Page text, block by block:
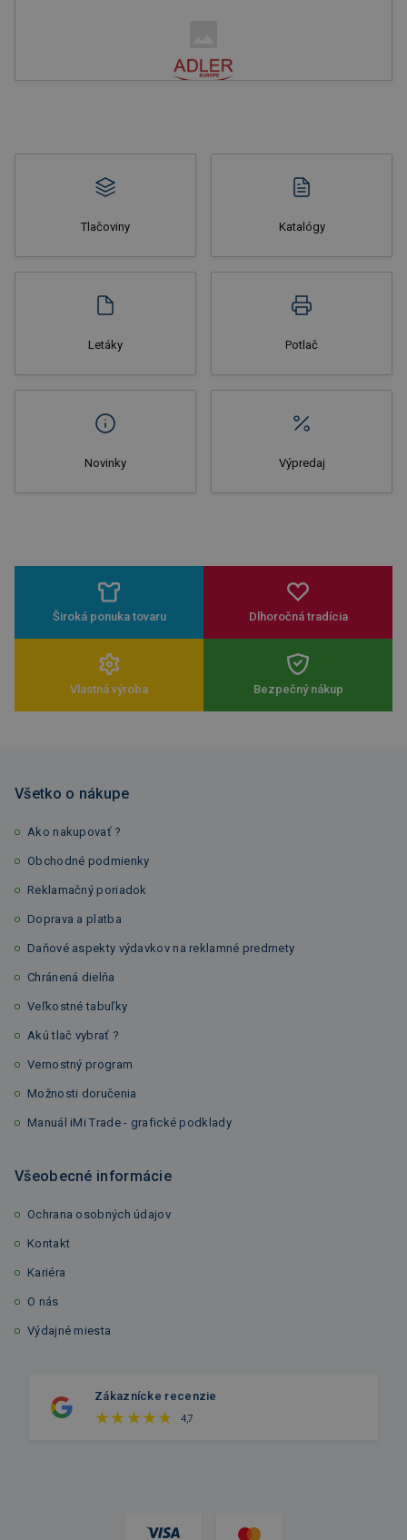
Tlačoviny Katalógy
Letáky Potlač
Novinky Výpredaj
Široká ponuka tovaru Dlhoročná tradícia
Vlastná výroba Bezpečný nákup
Všetko o nákupe
Ako nakupovať ?
Obchodné podmienky
Reklamačný poriadok
Doprava a platba
Daňové aspekty výdavkov na reklamné predmety
Chránená dielňa
Veľkostné tabuľky
Akú tlač vybrať ?
Vernostný program
Možnosti doručenia
Manuál iMi Trade - grafické podklady
Všeobecné informácie
Ochrana osobných údajov
Kontakt
Kariéra
O nás
Výdajné miesta
Zákaznícke recenzie
4,7